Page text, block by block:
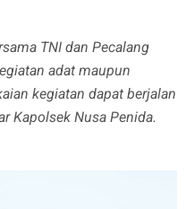
TNI dan Pecalang
adat maupun
kegiatan dapat berjalan
Kapolsek Nusa Penida.